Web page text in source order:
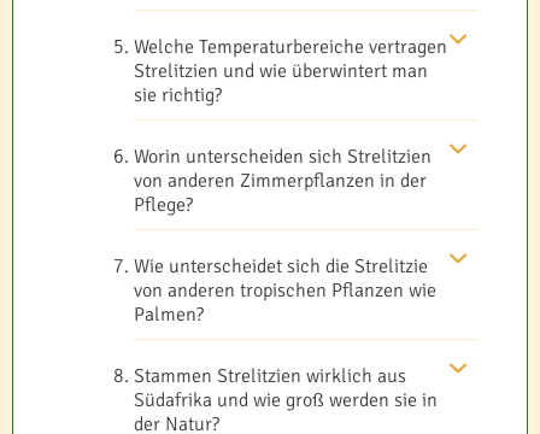
Welche Temperaturbereiche vertragen
Strelitzien und wie überwintert man
sie richtig?
Worin unterscheiden sich Strelitzien
von anderen Zimmerpflanzen in der
Pflege?
Wie unterscheidet sich die Strelitzie
von anderen tropischen Pflanzen wie
Palmen?
Stammen Strelitzien wirklich aus
Südafrika und wie groß werden sie in
der Natur?